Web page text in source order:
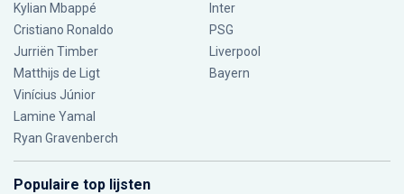
Kylian Mbappé
Cristiano Ronaldo
Jurriën Timber
Matthijs de Ligt
Vinícius Júnior
Lamine Yamal
Ryan Gravenberch
Inter
PSG
Liverpool
Bayern
Populaire top lijsten